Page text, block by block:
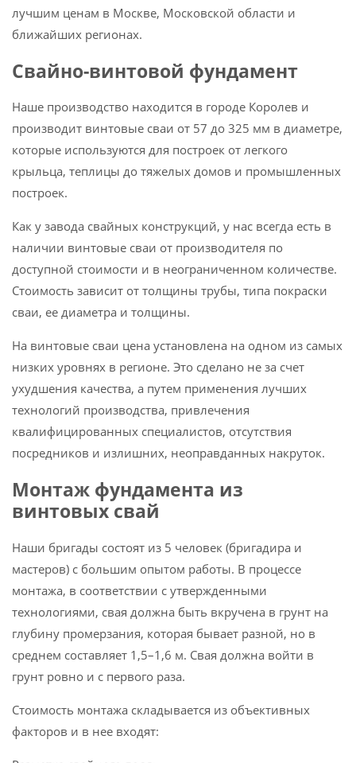
лучшим ценам в Москве, Московской области и
ближайших регионах.
Свайно-винтовой фундамент
Наше производство находится в городе Королев и
производит винтовые сваи от 57 до 325 мм в диаметре,
которые используются для построек от легкого
крыльца, теплицы до тяжелых домов и промышленных
построек.
Как у завода свайных конструкций, у нас всегда есть в
наличии винтовые сваи от производителя по
доступной стоимости и в неограниченном количестве.
Стоимость зависит от толщины трубы, типа покраски
сваи, ее диаметра и толщины.
На винтовые сваи цена установлена на одном из самых
низких уровнях в регионе. Это сделано не за счет
ухудшения качества, а путем применения лучших
технологий производства, привлечения
квалифицированных специалистов, отсутствия
посредников и излишних, неоправданных накруток.
Монтаж фундамента из
винтовых свай
Наши бригады состоят из 5 человек (бригадира и
мастеров) с большим опытом работы. В процессе
монтажа, в соответствии с утвержденными
технологиями, свая должна быть вкручена в грунт на
глубину промерзания, которая бывает разной, но в
среднем составляет 1,5–1,6 м. Свая должна войти в
грунт ровно и с первого раза.
Стоимость монтажа складывается из объективных
факторов и в нее входят: